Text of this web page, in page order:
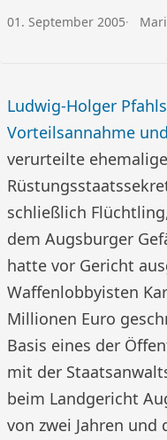
Veröffentlicht am:
01. September 2005
Ludwig-Holger Pfahls
Vorteilsannahme
verurteilte
schließlich
dem Augsburger
hatte vor Gericht
Waffenlobbyisten
Millionen Euro
Basis eines der
mit der
beim Landgericht
von zwei Jahren